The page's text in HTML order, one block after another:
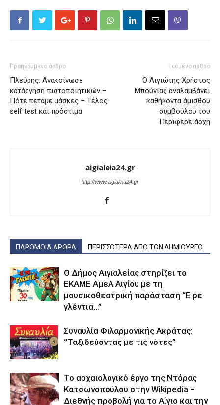
Προηγούμενο άρθρο
Πλεύρης: Ανακοίνωσε
κατάργηση πιστοποιητικών –
Πότε πετάμε μάσκες – Τέλος
self test και πρόστιμα
Επόμενο άρθρο
Ο Αιγιώτης Χρήστος
Μπούνιας αναλαμβάνει
καθήκοντα άμισθου
συμβούλου του
Περιφερειάρχη
aigialeia24.gr
http://www.aigialeia24.gr
ΠΑΡΟΜΟΙΑ ΑΡΘΡΑ ΠΕΡΙΣΣΟΤΕΡΑ ΑΠΟ ΤΟΝ ΔΗΜΙΟΥΡΓΟ
Ο Δήμος Αιγιαλείας στηρίζει το
ΕΚΑΜΕ ΑμεΑ Αιγίου με τη
μουσικοθεατρική παράσταση “Ε ρε
γλέντια…”
Συναυλία Φιλαρμονικής Ακράτας:
“Ταξιδεύοντας με τις νότες”
Το αρχαιολογικό έργο της Ντόρας
Κατσωνοπούλου στην Wikipedia –
Διεθνής προβολή για το Αίγιο και την